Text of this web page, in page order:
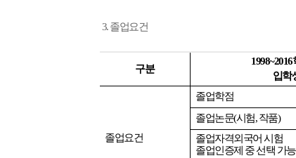
3. 졸업요건
구분
입학
졸업요건
졸업학점
졸업논문(시험, 작품)
졸업자격외국어 시험
졸업인증제 중 선택 가능